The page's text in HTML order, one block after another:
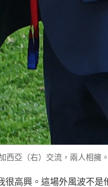
西亞（右）交流，兩人相擁
高興。這場外風波不是